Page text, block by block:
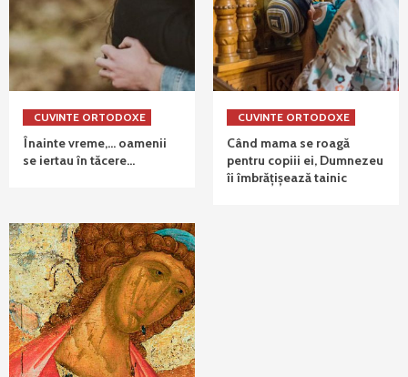
CUVINTE ORTODOXE
Înainte vreme,… oamenii
se iertau în tăcere…
CUVINTE ORTODOXE
Când mama se roagă
pentru copiii ei, Dumnezeu
îi îmbrățișează tainic